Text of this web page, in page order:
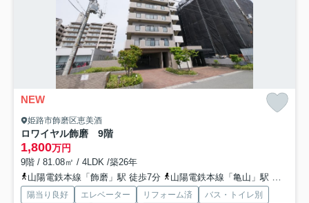
NEW
姫路市飾磨区恵美酒
ロワイヤル飾磨 9階
1,800万円
9階 / 81.08㎡ / 4LDK /築26年
山陽電鉄本線「飾磨」駅 徒歩7分
山陽電鉄本線「亀山」駅 徒歩12分
陽当り良好 エレベーター リフォーム済
バス・トイレ別